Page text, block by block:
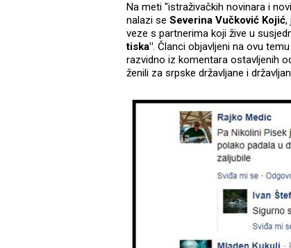
Na meti "istraživačkih novinara i
nalazi se Severina Vučković Kojić,
veze s partnerima koji žive u
tiska". Članci objavljeni na ovu
razvidno iz komentara ostavljenih
ženili za srpske državljane i